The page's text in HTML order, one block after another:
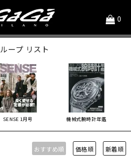
0
年1月号
ープ リスト
SENSE 1月号 機械式腕時計年鑑
おすすめ順 価格順 新着順